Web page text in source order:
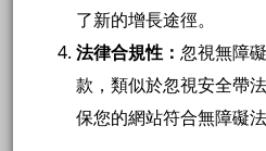
了新的增長途徑。
法律合規性： 忽視無障
款，類似於忽視安全帶
保您的網站符合無障礙法